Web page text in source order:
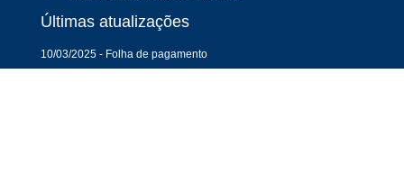
Últimas atualizações
10/03/2025 - Folha de pagamento